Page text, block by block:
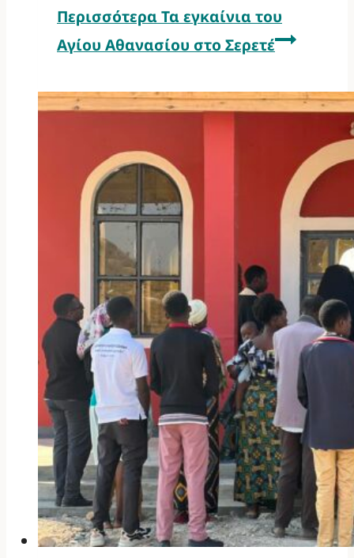
Περισσότερα Τα εγκαίνια του
Αγίου Αθανασίου στο Σερετέ